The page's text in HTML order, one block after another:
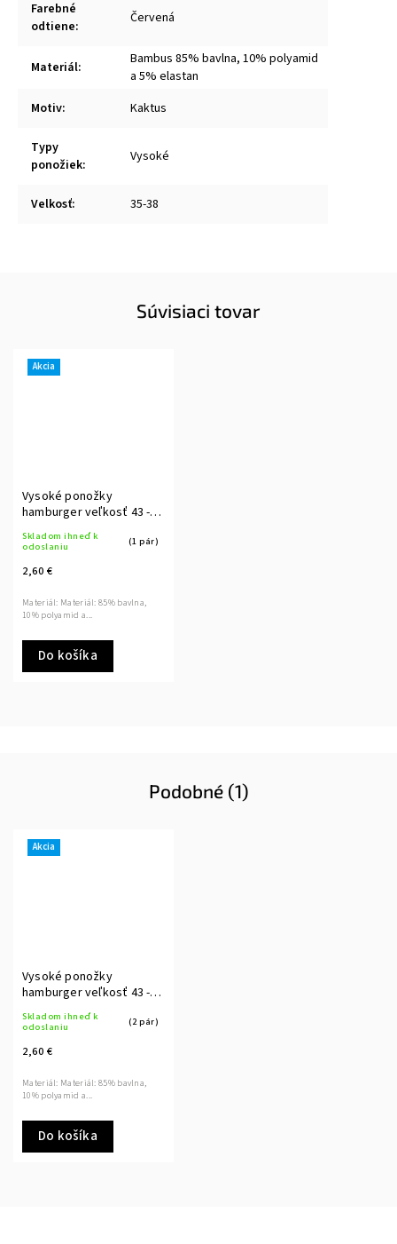
Farebné
odtiene: Červená
Materiál:
Bambus 85% bavlna, 10% polyamid
a 5% elastan
Motiv: Kaktus
Typy
ponožiek: Vysoké
Velkosť: 35-38
Súvisiaci tovar
Akcia
Vysoké ponožky
hamburger veľkosť 43 -
Skladom ihneď k
odoslaniu
(1 pár)
2,60 €
Do košíka
Materiál: Materiál: 85% bavlna,
10% polyamid a...
Podobné (1)
Akcia
Vysoké ponožky
hamburger veľkosť 43 -
Skladom ihneď k
odoslaniu
(2 pár)
2,60 €
Do košíka
Materiál: Materiál: 85% bavlna,
10% polyamid a...